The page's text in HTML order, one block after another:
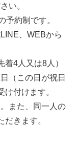
い。
予約制です。
、WEBから
4人又は8人）
（この日が祝日
付けます。
また、同一人の
きます。